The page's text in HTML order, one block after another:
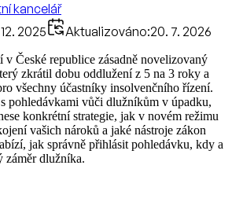
kancelář
2025 Aktualizováno:20. 7. 2026
České republice zásadně novelizovaný
zkrátil dobu oddlužení z 5 na 3 roky a
všechny účastníky insolvenčního řízení.
pohledávkami vůči dlužníkům v úpadku,
konkrétní strategie, jak v novém režimu
vašich nároků a jaké nástroje zákon
jak správně přihlásit pohledávku, kdy a
záměr dlužníka.